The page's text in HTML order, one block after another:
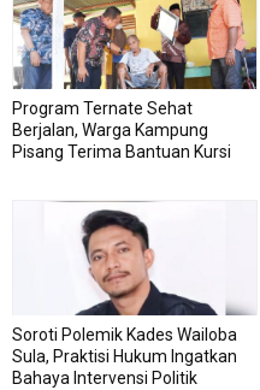
Program Ternate Sehat
Berjalan, Warga Kampung
Pisang Terima Bantuan Kursi
Soroti Polemik Kades Wailoba
Sula, Praktisi Hukum Ingatkan
Bahaya Intervensi Politik